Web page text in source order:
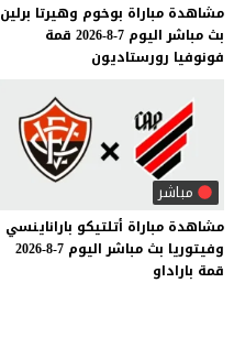
مشاهدة مباراة بوخوم وهيرتا برلين
بث مباشر اليوم 7-8-2026
قمة
فونوفيا رورستاديون
مباشر
مشاهدة مباراة أتلتيكو باراناينسي
وفيتوريا بث مباشر اليوم 7-8-2026
قمة باراداو